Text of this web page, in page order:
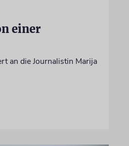
einer
an die Journalistin Marija